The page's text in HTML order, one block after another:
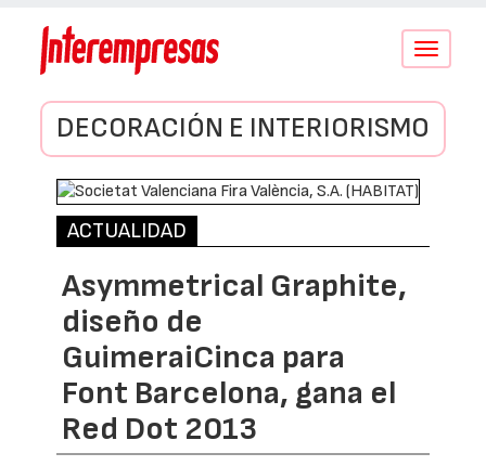
Conmutar
DECORACIÓN E INTERIORISMO
ACTUALIDAD
Asymmetrical Graphite,
diseño de
GuimeraiCinca para
Font Barcelona, gana el
Red Dot 2013